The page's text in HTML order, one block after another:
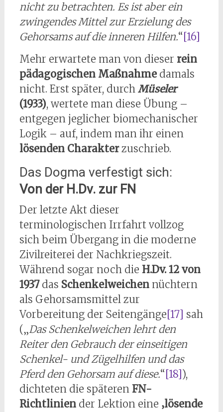
nicht zu betrachten. Es ist aber ein
zwingendes Mittel zur Erzielung des
Gehorsams auf die inneren Hilfen.“[16]
Mehr erwartete man von dieser rein
pädagogischen Maßnahmedamals
nicht. Erst später, durch Müseler
(1933), wertete man diese Übung –
entgegen jeglicher biomechanischer
Logik – auf, indem man ihr einen
lösenden Charakterzuschrieb.
Das Dogma verfestigt sich:
Von der H.Dv. zur FN
Der letzte Akt dieser
terminologischen Irrfahrt vollzog
sich beim Übergang in die moderne
Zivilreiterei der Nachkriegszeit.
Während sogar noch die H.Dv. 12 von
1937das Schenkelweichen nüchtern
als Gehorsamsmittel zur
Vorbereitung der Seitengänge[17] sah
(„Das Schenkelweichen lehrt den
Reiter den Gebrauch der einseitigen
Schenkel- und Zügelhilfen und das
Pferd den Gehorsam auf diese.“[18]),
dichteten die späteren FN-
Richtliniender Lektion eine ‚lösende